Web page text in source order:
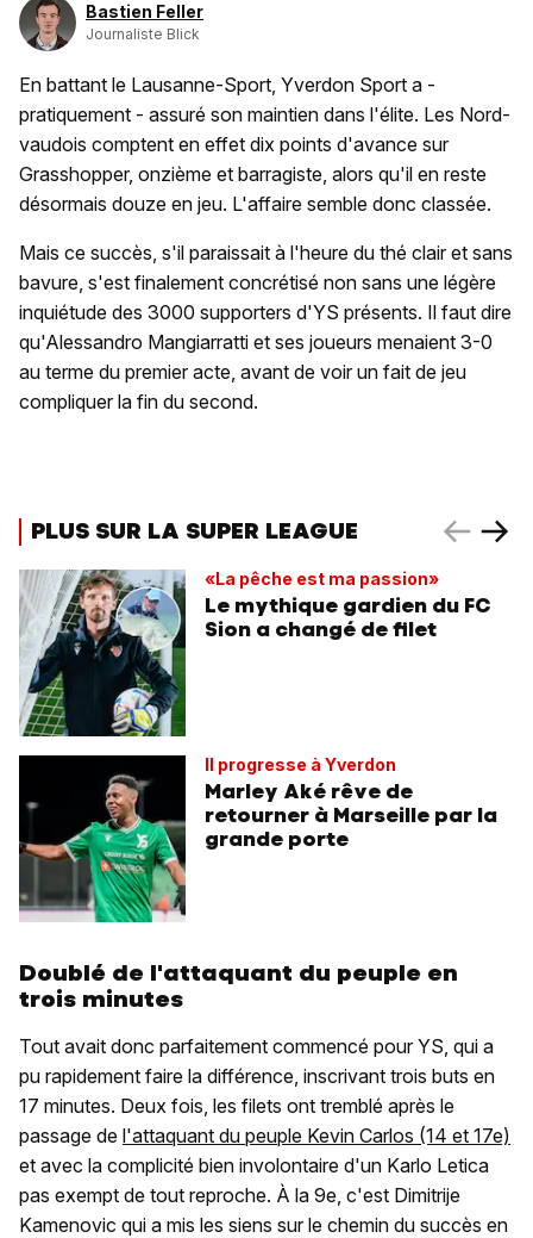
Bastien Feller
Journaliste Blick
En battant le Lausanne-Sport, Yverdon Sport a -
pratiquement - assuré son maintien dans l'élite. Les Nord-
vaudois comptent en effet dix points d'avance sur
Grasshopper, onzième et barragiste, alors qu'il en reste
désormais douze en jeu. L'affaire semble donc classée.
Mais ce succès, s'il paraissait à l'heure du thé clair et sans
bavure, s'est finalement concrétisé non sans une légère
inquiétude des 3000 supporters d'YS présents. Il faut dire
qu'Alessandro Mangiarratti et ses joueurs menaient 3-0
au terme du premier acte, avant de voir un fait de jeu
compliquer la fin du second.
PLUS SUR LA SUPER LEAGUE
«La pêche est ma passion»
Le mythique gardien du FC
Sion a changé de filet
Il progresse à Yverdon
Marley Aké rêve de
retourner à Marseille par la
grande porte
Doublé de l'attaquant du peuple en
trois minutes
Tout avait donc parfaitement commencé pour YS, qui a
pu rapidement faire la différence, inscrivant trois buts en
17 minutes. Deux fois, les filets ont tremblé après le
passage de l'attaquant du peuple Kevin Carlos (14 et 17e)
et avec la complicité bien involontaire d'un Karlo Letica
pas exempt de tout reproche. À la 9e, c'est Dimitrije
Kamenovic qui a mis les siens sur le chemin du succès en